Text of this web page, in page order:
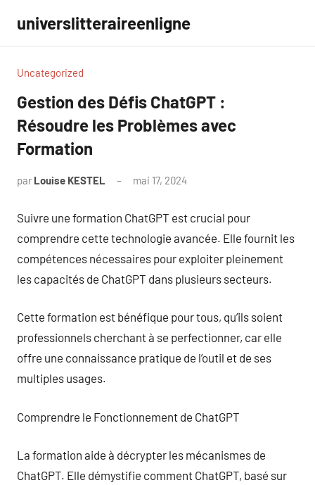
contenu
universlitteraireenligne
Uncategorized
Gestion des Défis ChatGPT :
Résoudre les Problèmes avec
Formation
par Louise KESTEL mai 17, 2024
Suivre une formation ChatGPT est crucial pour
comprendre cette technologie avancée. Elle fournit les
compétences nécessaires pour exploiter pleinement
les capacités de ChatGPT dans plusieurs secteurs.
Cette formation est bénéfique pour tous, qu’ils soient
professionnels cherchant à se perfectionner, car elle
offre une connaissance pratique de l’outil et de ses
multiples usages.
Comprendre le Fonctionnement de ChatGPT
La formation aide à décrypter les mécanismes de
ChatGPT. Elle démystifie comment ChatGPT, basé sur